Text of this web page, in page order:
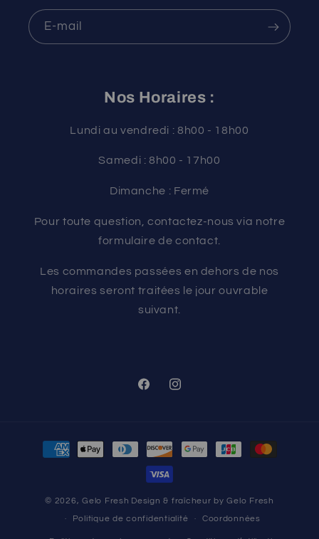
E-mail
Nos Horaires :
Lundi au vendredi : 8h00 - 18h00
Samedi : 8h00 - 17h00
Dimanche : Fermé
Pour toute question, contactez-nous via notre
formulaire de contact.
Les commandes passées en dehors de nos
horaires seront traitées le jour ouvrable
suivant.
FacebookInstagram
Moyens
© 2026,Gelo Fresh Design & fraîcheur by Gelo Fresh
Politique de confidentialité Coordonnées